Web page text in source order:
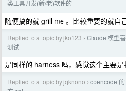
类工具开发(新/老)软件的
随便搞的就 grill me 。比较重要的就自
Replied to a topic by jko123 › Claude 模型
测试
是同样的 harness 吗，感觉这个主要是
Replied to a topic by jqknono › opencode 的